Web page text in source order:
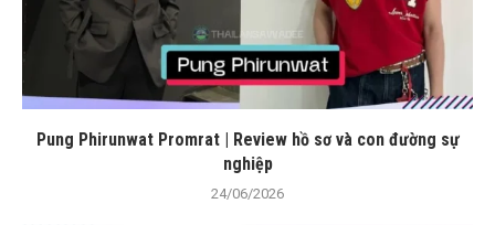
Pung Phirunwat Promrat | Review hồ sơ và con đường sự
nghiệp
24/06/2026